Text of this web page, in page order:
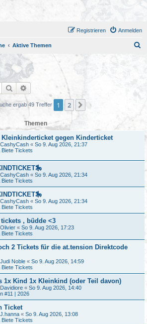
Anmelden
Registrieren
Aktive Themen
Suche Erweiterte Suche
ergab 49 Treffer 1 2 Nächste
Themen
Kleinkinderticket gegen Kinderticket
CashyCash « So 9. Aug 2026, 21:37
Biete Tickets
CashyCash « So 9. Aug 2026, 21:34
Biete Tickets
CashyCash « So 9. Aug 2026, 21:34
Biete Tickets
, büdde <3
Olivier « So 9. Aug 2026, 17:23
Biete Tickets
2 Tickets für die at.tension Direktcode
Judi Noble « So 9. Aug 2026, 14:59
Biete Tickets
1x Kind 1x Kleinkind (oder Teil davon)
Davidiore « So 9. Aug 2026, 14:40
#11 | 2026
Ticket
J.hanna « So 9. Aug 2026, 13:08
Biete Tickets